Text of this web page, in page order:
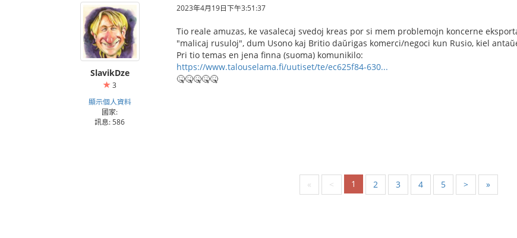
SlavikDze
3
顯示個人資料
國家:
訊息: 586
2023年4月19日下午3:51:37
Tio reale amuzas, ke vasalecaj svedoj kreas por si mem problemojn koncerne
"malicaj rusuloj", dum Usono kaj Britio daŭrigas komerci/negoci kun Rusio, kiel
Pri tio temas en jena finna (suoma) komunikilo:
https://www.talouselama.fi/uutiset/te/ec625f84-630...
🤒🤒🤒🤒🤒
« < 1 2 3 4 5 > »